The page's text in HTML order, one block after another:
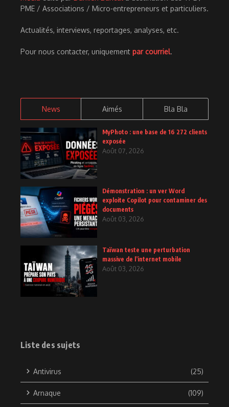
PME / Associations / Micro-entrepreneurs et particuliers.
Actualités, interviews, reportages, analyses, etc.
Pour nous contacter, uniquement par courriel.
News Aimés Bla Bla
MyPhoto : une base de 16 272 clients
exposée
Août 07, 2026
Démonstration : un ver Word
exploite Copilot pour contaminer des
documents
Août 03, 2026
Taïwan teste une perturbation
massive de l’internet mobile
Août 03, 2026
Liste des sujets
Antivirus (25)
Arnaque (109)